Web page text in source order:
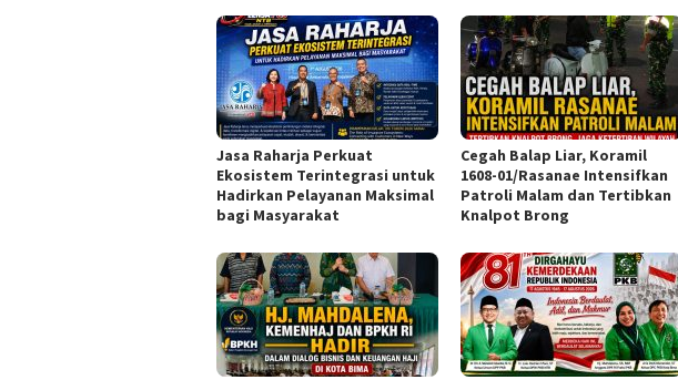
Jasa Raharja Perkuat
Ekosistem Terintegrasi untuk
Hadirkan Pelayanan Maksimal
bagi Masyarakat
Cegah Balap Liar, Koramil
1608-01/Rasanae Intensifkan
Patroli Malam dan Tertibkan
Knalpot Brong